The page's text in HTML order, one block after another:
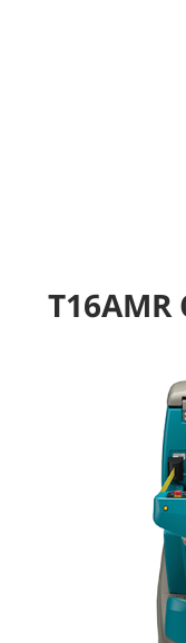
T16AMR